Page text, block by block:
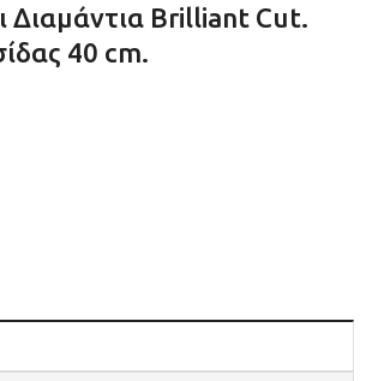
Διαμάντια Brilliant Cut.
40 cm.